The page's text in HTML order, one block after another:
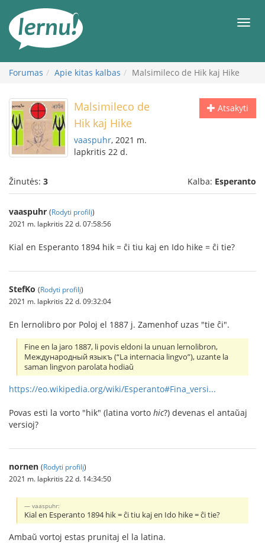
turinį
Forumas Apie kitas kalbas Malsimileco de Hik kaj Hike
Atsakyti
Malsimileco de
Hik kaj Hike
vaaspuhr, 2021 m.
lapkritis 22 d.
Žinutės: 3 Kalba: Esperanto
vaaspuhr (Rodyti profilį)
2021 m. lapkritis 22 d. 07:58:56
Kial en Esperanto 1894 hik = ĉi tiu kaj en Ido hike = ĉi tie?
StefKo (Rodyti profilį)
2021 m. lapkritis 22 d. 09:32:04
En lernolibro por Poloj el 1887 j. Zamenhof uzas "tie ĉi".
Fine en la jaro 1887, li povis eldoni la unuan lernolibron,
Международный языкъ (“La internacia lingvo”), uzante la
saman lingvon parolata hodiaŭ
https://eo.wikipedia.org/wiki/Esperanto#Fina_versi...
Povas esti la vorto "hik" (latina vorto hic?) devenas el antaŭaj
versioj?
nornen (Rodyti profilį)
2021 m. lapkritis 22 d. 14:34:50
vaaspuhr:
Kial en Esperanto 1894 hik = ĉi tiu kaj en Ido hike = ĉi tie?
Ambaŭ vortoj estas prunitaj el la latina.